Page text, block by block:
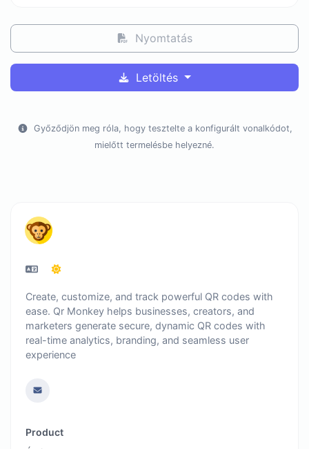
Nyomtatás
Letöltés
Győződjön meg róla, hogy tesztelte a konfigurált vonalkódot,
mielőtt termelésbe helyezné.
Create, customize, and track powerful QR codes with
ease. Qr Monkey helps businesses, creators, and
marketers generate secure, dynamic QR codes with
real-time analytics, branding, and seamless user
experience
Product